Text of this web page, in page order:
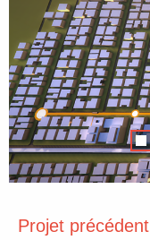
Projet précédent